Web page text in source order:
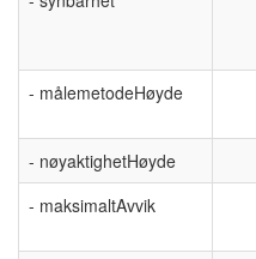
- målemetodeHøyde
- nøyaktighetHøyde
- maksimaltAvvik